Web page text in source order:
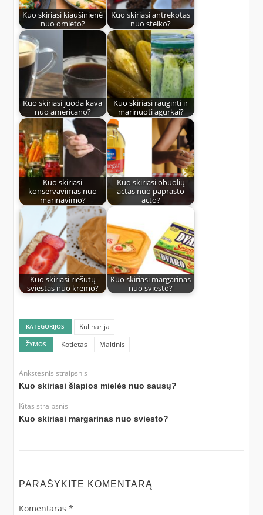
Kuo skiriasi kiaušinienė
nuo omleto?
Kuo skiriasi antrekotas
nuo steiko?
Kuo skiriasi juoda kava
nuo americano?
Kuo skiriasi rauginti ir
marinuoti agurkai?
Kuo skiriasi
konservavimas nuo
marinavimo?
Kuo skiriasi obuolių
actas nuo paprasto
acto?
Kuo skiriasi riešutų
sviestas nuo kremo?
Kuo skiriasi margarinas
nuo sviesto?
KATEGORIJOS Kulinarija
ŽYMOS Kotletas Maltinis
Ankstesnis straipsnis
Kuo skiriasi šlapios mielės nuo sausų?
Kitas straipsnis
Kuo skiriasi margarinas nuo sviesto?
PARAŠYKITE KOMENTARĄ
Komentaras *